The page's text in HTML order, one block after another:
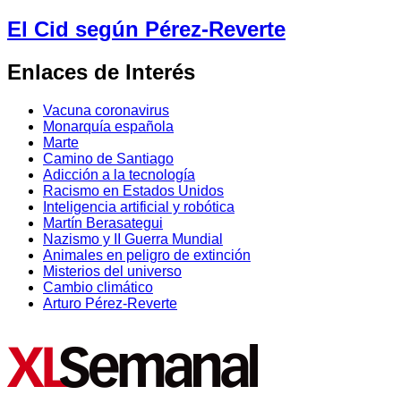
El Cid según Pérez-Reverte
Enlaces de Interés
Vacuna coronavirus
Monarquía española
Marte
Camino de Santiago
Adicción a la tecnología
Racismo en Estados Unidos
Inteligencia artificial y robótica
Martín Berasategui
Nazismo y II Guerra Mundial
Animales en peligro de extinción
Misterios del universo
Cambio climático
Arturo Pérez-Reverte